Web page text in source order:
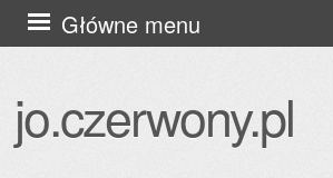
jo.czerwony.pl
Główne menu
Przejdź
do